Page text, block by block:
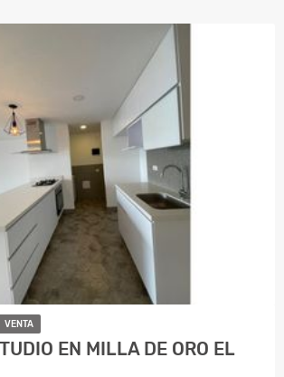
VENTA
EN MILLA DE ORO EL